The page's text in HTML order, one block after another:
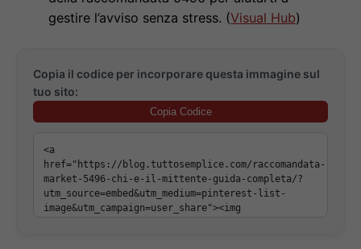
gestire l’avviso senza stress. (Visual Hub)
Copia il codice per incorporare questa immagine sul
tuo sito:
Copia Codice